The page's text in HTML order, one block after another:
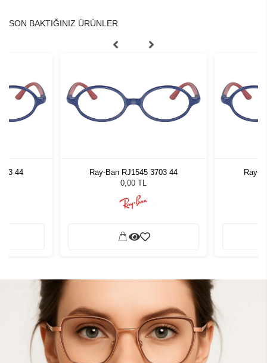
SON BAKTIĞINIZ ÜRÜNLER
44
Ray-Ban RJ1545 3703 44
0,00 TL
Ray-